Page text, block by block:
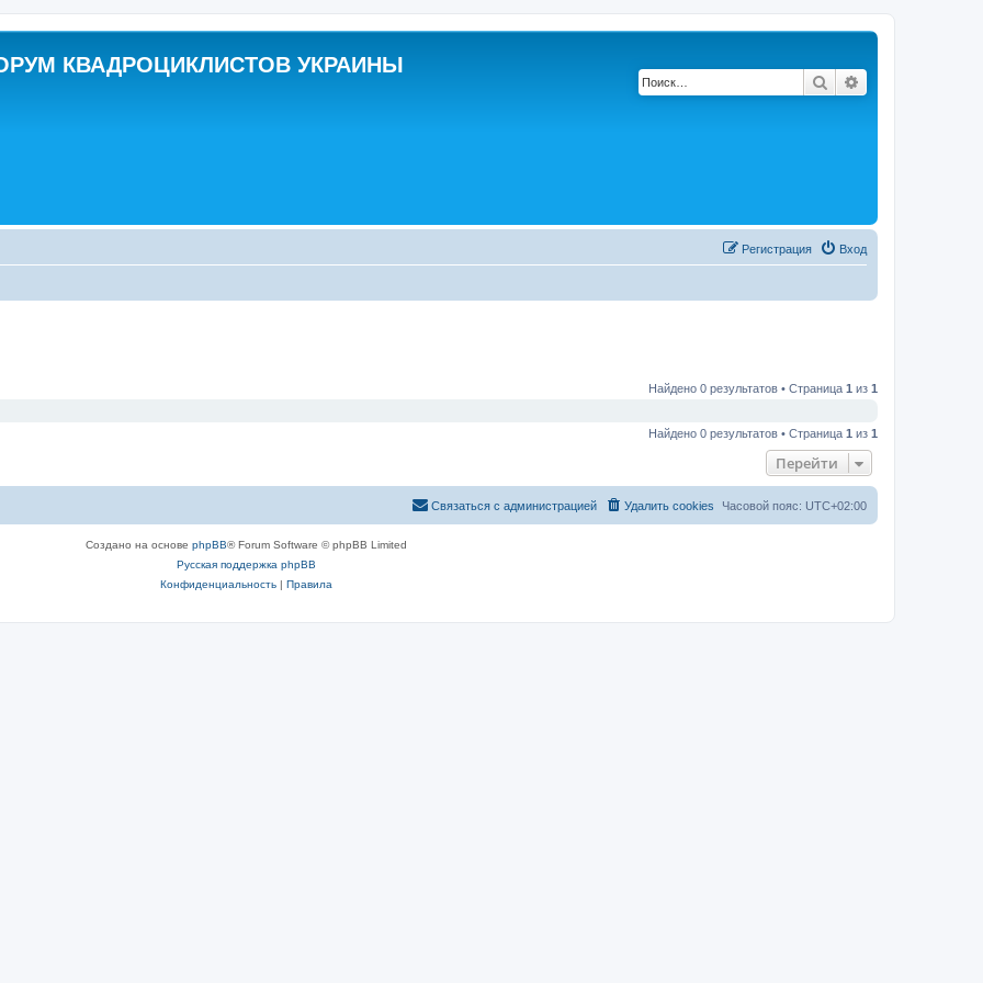
КВАДРОЦИКЛИСТОВ УКРАИНЫ
Поиск
Вход
Регистрация
Найдено 0 результатов • Страница 1 из 1
Найдено 0 результатов • Страница 1 из 1
Перейти
Часовой пояс: UTC+02:00
Удалить cookies
Связаться с администрацией
Создано на основе phpBB® Forum Software © phpBB Limited
Русская поддержка phpBB
Конфиденциальность| Правила